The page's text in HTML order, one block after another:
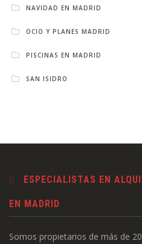
NAVIDAD EN MADRID
OCIO Y PLANES MADRID
PISCINAS EN MADRID
SAN ISIDRO
ESPECIALISTAS EN
EN MADRID
Somos propietarios de más de